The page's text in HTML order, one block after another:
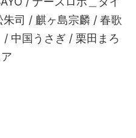
司 / 麒ヶ島宗麟 / 春歌
中国うさぎ / 栗田まろ